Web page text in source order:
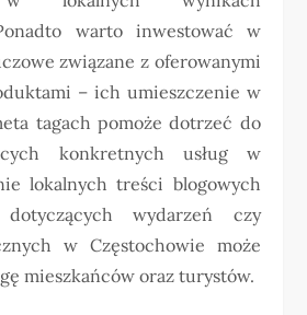
warto inwestować w
związane z oferowanymi
– ich umieszczenie w
tagach pomoże dotrzeć do
konkretnych usług w
lokalnych treści blogowych
wydarzeń czy
w Częstochowie może
mieszkańców oraz turystów.